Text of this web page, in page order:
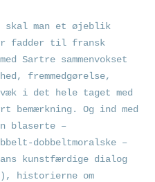
skal man et øjeblik
er fadder til fransk
Sartre sammenvokset
fremmedgørelse,
væk i det hele taget med
Og ind med
blaserte –
dobbeltmoralske –
kunstfærdige dialog
historierne om